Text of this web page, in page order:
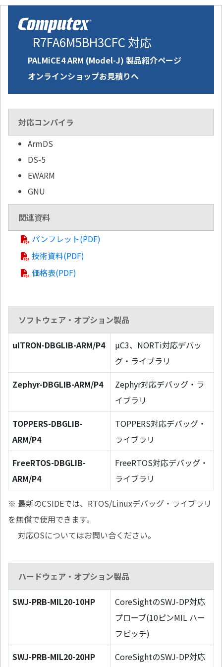
R7FA6M5BH3CFC 対応
PALMiCE4 ARM (Model-J) 製品紹介ページ
オンラインショップお見積りへ
対応コンパイラ
ArmDS
DS-5
EWARM
GNU
関連資料
パンフレット(PDF)
技術資料(PDF)
価格表(PDF)
ソフトウェア・オプション製品
uITRON-DBGLIB-ARM/P4
µC3、NORTi対応デバッ
グ・ライブラリ
Zephyr-DBGLIB-ARM/P4
Zephyr対応デバッグ・ラ
イブラリ
TOPPERS-DBGLIB-
ARM/P4
TOPPERS対応デバッグ・
ライブラリ
FreeRTOS-DBGLIB-
ARM/P4
FreeRTOS対応デバッグ・
ライブラリ
※ 最新のCSIDEでは、RTOS/Linuxデバッグ・ライブラリ
を無償で使用できます。
対応OSについてはお問い合ください。
ハードウェア・オプション製品
SWJ-PRB-MIL20-10HP
CoreSightのSWJ-DP対応
プローブ(10ピンMIL ハー
フピッチ)
SWJ-PRB-MIL20-20HP
CoreSightのSWJ-DP対応